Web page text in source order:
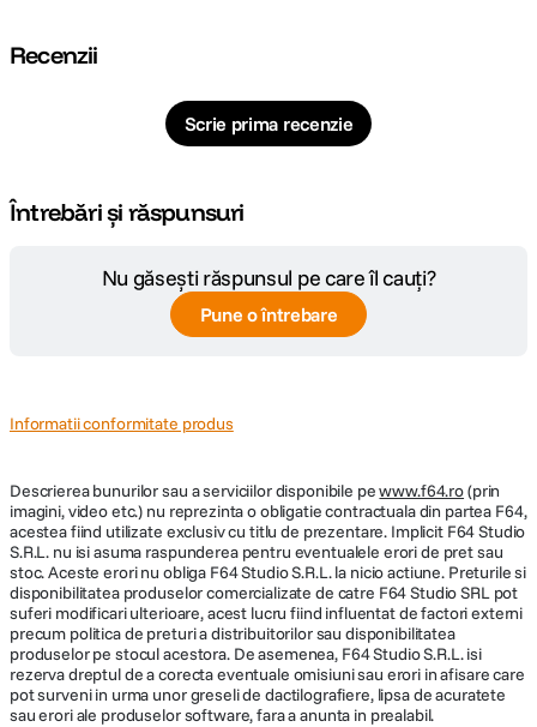
Recenzii
Scrie prima recenzie
Întrebări și răspunsuri
Nu găsești răspunsul pe care îl cauți?
Pune o întrebare
Informatii conformitate produs
Descrierea bunurilor sau a serviciilor disponibile pewww.f64.ro(prin
imagini, video etc.) nu reprezinta o obligatie contractuala din partea F64,
acestea fiind utilizate exclusiv cu titlu de prezentare. Implicit F64 Studio
S.R.L. nu isi asuma raspunderea pentru eventualele erori de pret sau
stoc. Aceste erori nu obliga F64 Studio S.R.L. la nicio actiune. Preturile si
disponibilitatea produselor comercializate de catre F64 Studio SRL pot
suferi modificari ulterioare, acest lucru fiind influentat de factori externi
precum politica de preturi a distribuitorilor sau disponibilitatea
produselor pe stocul acestora. De asemenea, F64 Studio S.R.L. isi
rezerva dreptul de a corecta eventuale omisiuni sau erori in afisare care
pot surveni in urma unor greseli de dactilografiere, lipsa de acuratete
sau erori ale produselor software, fara a anunta in prealabil.